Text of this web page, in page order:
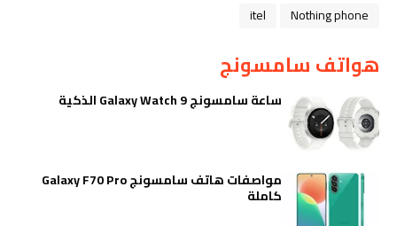
Nothing phone
itel
هواتف سامسونج
ساعة سامسونج Galaxy Watch 9 الذكية
مواصفات هاتف سامسونج Galaxy F70 Pro
كاملة